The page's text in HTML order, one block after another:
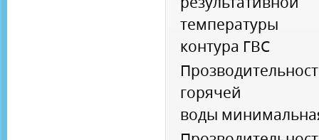
температуры
контура ГВС
горячей
воды